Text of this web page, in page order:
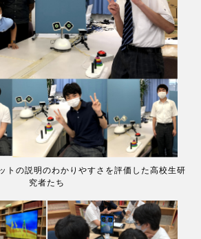
トの説明のわかりやすさを評価した高校生研
究者たち